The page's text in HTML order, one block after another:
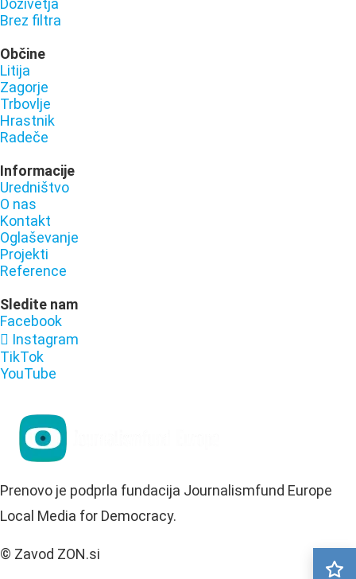
Doživetja
Brez filtra
Občine
Litija
Zagorje
Trbovlje
Hrastnik
Radeče
Informacije
Uredništvo
O nas
Kontakt
Oglaševanje
Projekti
Reference
Sledite nam
Facebook
Instagram
TikTok
YouTube
Prenovo je podprla fundacija Journalismfund Europe
Local Media for Democracy.
© Zavod ZON.si